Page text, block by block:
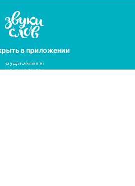
в приложении
Лучшие
аудиокниги
на русском